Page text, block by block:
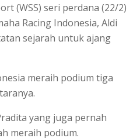
(WSS) seri perdana (22/2)
Racing Indonesia, Aldi
sejarah untuk ajang
meraih podium tiga
yang juga pernah
meraih podium.